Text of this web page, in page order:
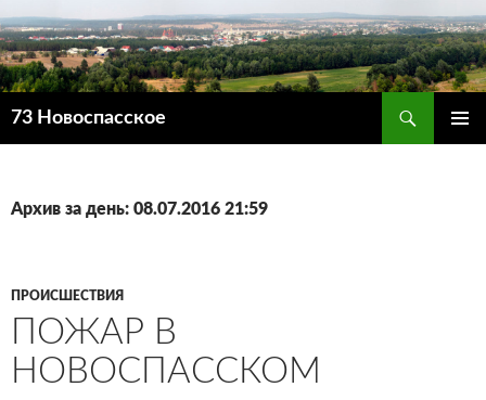
73 Новоспасское
Архив за день: 08.07.2016 21:59
ПРОИСШЕСТВИЯ
ПОЖАР В
НОВОСПАССКОМ